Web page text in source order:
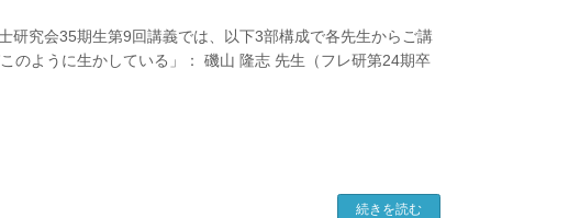
研究会35期生第9回講義では、以下3部構成で各先生からご講
のように生かしている」： 磯山 隆志 先生（フレ研第24期卒
続きを読む